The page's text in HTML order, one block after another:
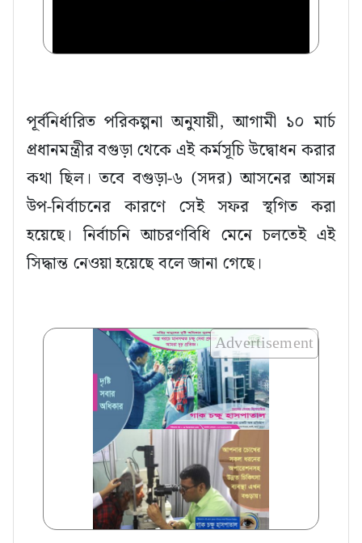
পূর্বনির্ধারিত পরিকল্পনা অনুযায়ী, আগামী ১০ মার্চ
প্রধানমন্ত্রীর বগুড়া থেকে এই কর্মসূচি উদ্বোধন করার
কথা ছিল। তবে বগুড়া-৬ (সদর) আসনের আসন্ন
উপ-নির্বাচনের কারণে সেই সফর স্থগিত করা
হয়েছে। নির্বাচনি আচরণবিধি মেনে চলতেই এই
সিদ্ধান্ত নেওয়া হয়েছে বলে জানা গেছে।
Advertisement